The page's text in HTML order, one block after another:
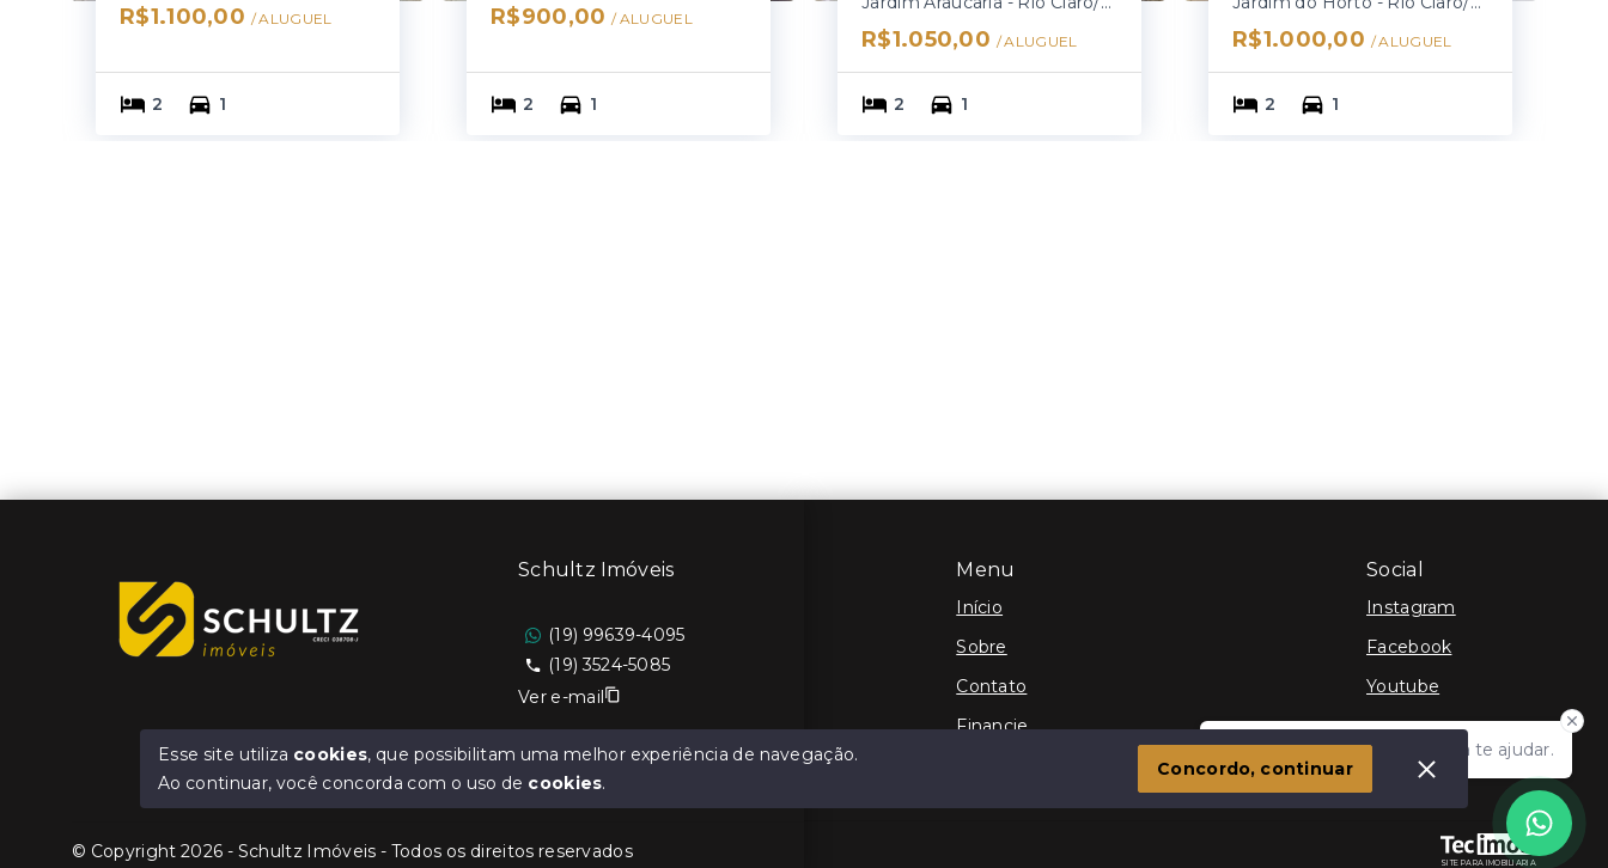
R$1.100,00 / ALUGUEL
2 1
R$900,00 / ALUGUEL
2 1
R$1.050,00 / ALUGUEL
2 1
R$1.000,00 / ALUGUEL
2 1
Olá! Estamos disponíveis para te ajudar.
Menu
Início
Sobre
Contato
Financie
Social
Instagram
Facebook
Youtube
SITE PARA IMOBILIARIA
Schultz Imóveis
(19) 99639-4095
(19) 3524-5085
Ver e-mail
© Copyright 2026 - Schultz Imóveis - Todos os direitos reservados
Esse site utiliza cookies, que possibilitam uma melhor experiência de navegação.
Ao continuar, você concorda com o uso de cookies.
Concordo, continuar